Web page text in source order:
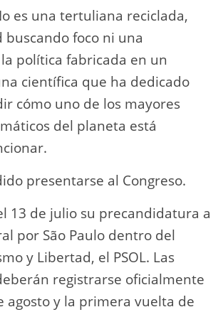
es una tertuliana reciclada,
foco ni una
política fabricada en un
científica que ha dedicado
cómo uno de los mayores
del planeta está
presentarse al Congreso.
13 de julio su precandidatura a
por São Paulo dentro del
y Libertad, el PSOL. Las
registrarse oficialmente
agosto y la primera vuelta de